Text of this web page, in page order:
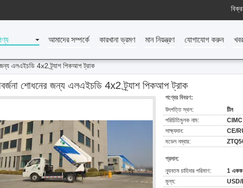
আমাদের সম্পর্কে কারখানা ভ্রমণ মান নিয়ন্ত্রণ যোগাযোগ করুন খবর
এলএইচডি 4x2 ট্র্যাশ পিকআপ ট্রাক
শোধনের জন্য এলএইচডি 4x2 ট্র্যাশ পিকআপ ট্রাক
পণ্যের বিবরণ:
উৎপত্তি স্থল:
চীন
পরিচিতিমুলক নাম:
CIMC
সাক্ষ্যদান:
CE/
মডেল নম্বার:
প্রদান:
ন্যূনতম চাহিদার পরিমাণ:
1 একক
মূল্য:
USD/